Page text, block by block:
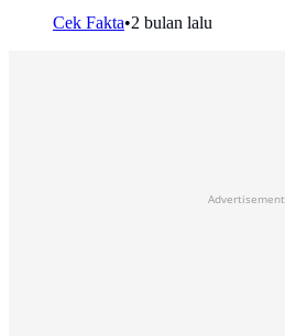
Cek Fakta•2 bulan lalu
Advertisement